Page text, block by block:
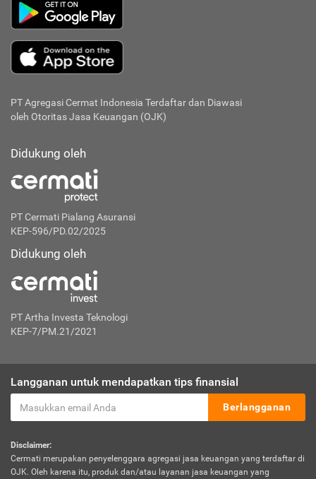
PT Agregasi Cermat Indonesia Terdaftar dan Diawasi
oleh Otoritas Jasa Keuangan (OJK)
Didukung oleh
PT Cermati Pialang Asuransi
KEP-596/PD.02/2025
Didukung oleh
PT Artha Investa Teknologi
KEP-7/PM.21/2021
Langganan untuk mendapatkan tips finansial
Berlangganan
Disclaimer:
Cermati merupakan penyelenggara agregasi jasa keuangan yang terdaftar di
OJK. Oleh karena itu, produk dan/atau layanan jasa keuangan yang